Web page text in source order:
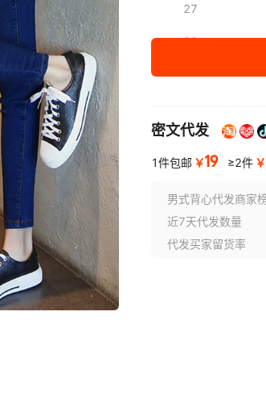
27
28
31
密文代发
1件包邮 ￥19 ≥2件 ￥
男式背心代发商家
近7天代发数量
代发买家留货率